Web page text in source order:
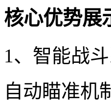
核心优势展
1、智能战
自动瞄准机